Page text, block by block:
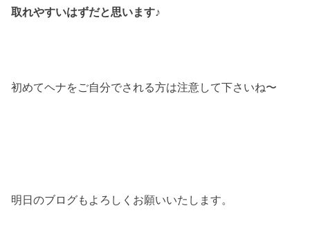
取れやすいはずだと思います♪
初めてヘナをご自分でされる方は注意して下さいね〜
明日のブログもよろしくお願いいたします。